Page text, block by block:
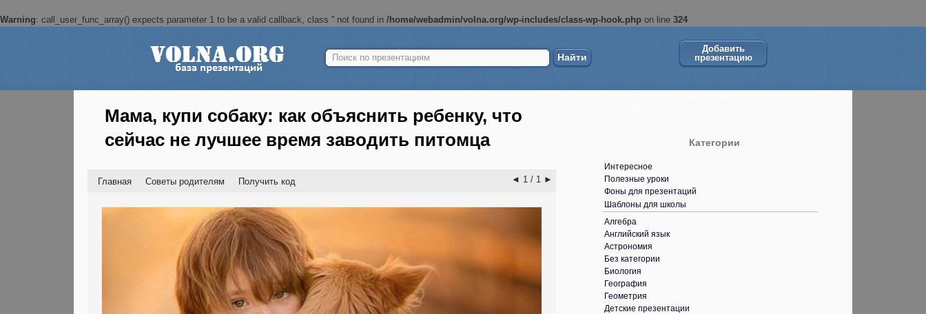
Warning: call_user_func_array() expects parameter 1 to be a valid callback, class '' not found in /home/webadmin/volna.org/wp-includes/class-wp-hook.php on line 324
Найти:
Добавить
презентацию
Мама, купи собаку: как объяснить ребенку, что
сейчас не лучшее время заводить питомца
Главная Советы родителям Получить код ◄ 1 / 1 ►
Категории
Интересное
Полезные уроки
Фоны для презентаций
Шаблоны для школы
Алгебра
Английский язык
Астрономия
Без категории
Биология
География
Геометрия
Детские презентации